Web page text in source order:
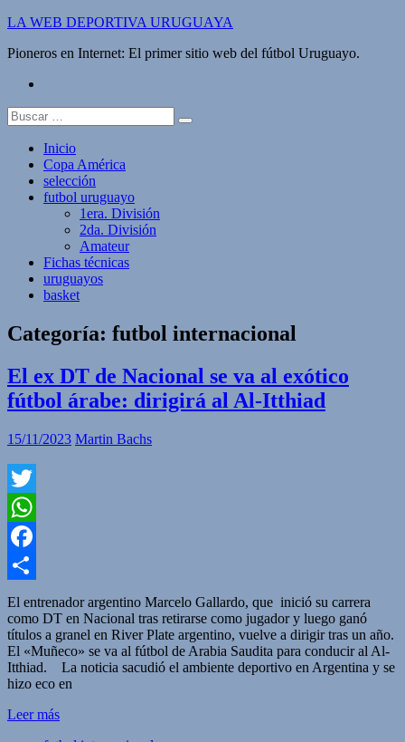
Saltar
contenido
LA WEB DEPORTIVA URUGUAYA
Pioneros en Internet: El primer sitio web del fútbol Uruguayo.
Buscar:
Inicio
Copa América
selección
futbol uruguayo
1era. División
2da. División
Amateur
Fichas técnicas
uruguayos
basket
Categoría: futbol internacional
El ex DT de Nacional se va al exótico
fútbol árabe: dirigirá al Al-Itthiad
15/11/2023 Martin Bachs
Twitter
WhatsApp
Facebook
Compartir
El entrenador argentino Marcelo Gallardo, que inició su carrera
como DT en Nacional tras retirarse como jugador y luego ganó
títulos a granel en River Plate argentino, vuelve a dirigir tras un año.
El «Muñeco» se va al fútbol de Arabia Saudita para conducir al Al-
Itthiad. La noticia sacudió el ambiente deportivo en Argentina y se
hizo eco en
Leer más